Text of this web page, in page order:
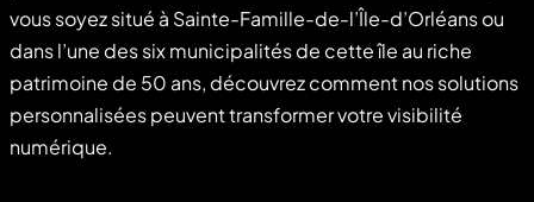
vous soyez situé à Sainte-Famille-de-l’Île-d’Orléans ou
dans l’une des six municipalités de cette île au riche
patrimoine de 50 ans, découvrez comment nos solutions
personnalisées peuvent transformer votre visibilité
numérique.